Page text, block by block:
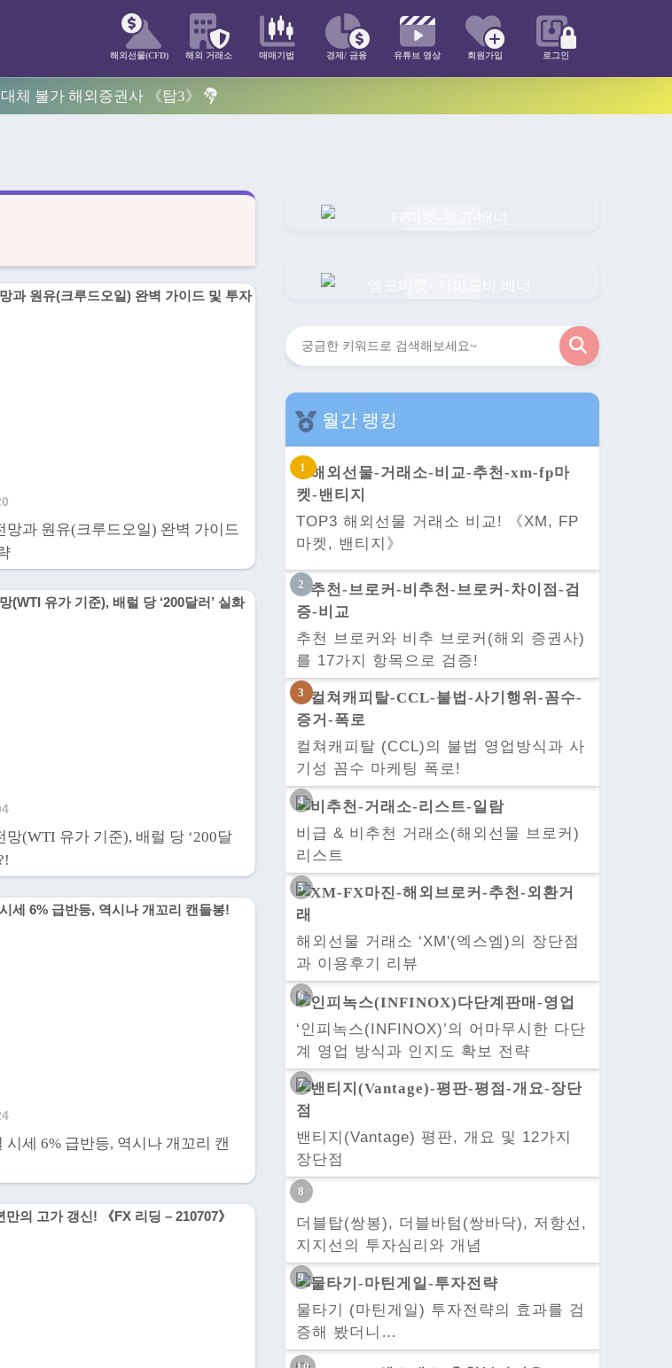
해외선물(CFD) 해외 거래소 매매기법 경제/ 금융 유튜브 영상 회원가입 로그인
체 불가 해외증권사 《탑3》
망과 원유(크루드오일) 완벽 가이드
망(WTI 유가 기준), 배럴 당 ‘200달
시세 6% 급반등, 역시나 개꼬리 캔
검
월간 랭킹
TOP3 해외선물 거래소 비교! 《XM, FP
마켓, 밴티지》
추천 브로커와 비추 브로커(해외 증권사)
를 17가지 항목으로 검증!
컬쳐캐피탈 (CCL)의 불법 영업방식과 사
기성 꼼수 마케팅 폭로!
비급 & 비추천 거래소(해외선물 브로커)
리스트
해외선물 거래소 ‘XM'(엑스엠)의 장단점
과 이용후기 리뷰
‘인피녹스(INFINOX)’의 어마무시한 다단
계 영업 방식과 인지도 확보 전략
밴티지(Vantage) 평판, 개요 및 12가지
장단점
더블탑(쌍봉), 더블바텀(쌍바닥), 저항선,
지지선의 투자심리와 개념
물타기 (마틴게일) 투자전략의 효과를 검
증해 봤더니…